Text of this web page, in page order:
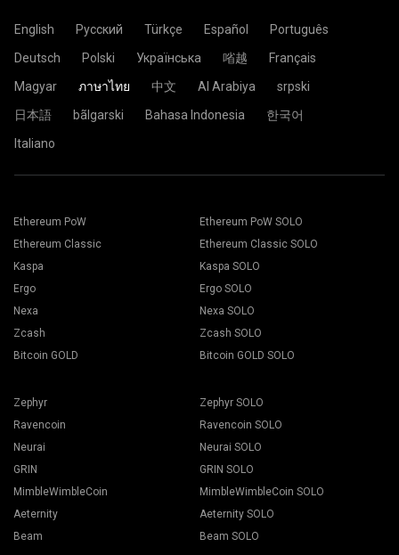
English Русский Türkçe Español
Português
Deutsch
Polski Українська 㗂越
Français
Magyar
ภาษาไทย 中文 Al Arabiya
srpski
日本語
bãlgarski Bahasa Indonesia
한국어
Italiano
Ethereum PoW
Ethereum Classic
Kaspa
Ergo
Nexa
Zcash
Bitcoin GOLD
Ethereum PoW SOLO
Ethereum Classic SOLO
Kaspa SOLO
Ergo SOLO
Nexa SOLO
Zcash SOLO
Bitcoin GOLD SOLO
Zephyr
Ravencoin
Neurai
GRIN
MimbleWimbleCoin
Aeternity
Beam
Zephyr SOLO
Ravencoin SOLO
Neurai SOLO
GRIN SOLO
MimbleWimbleCoin SOLO
Aeternity SOLO
Beam SOLO